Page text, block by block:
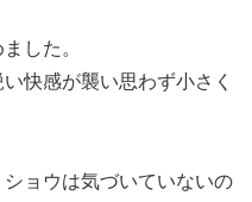
した。
快感が襲い思わず小さく
ョウは気づいていないの